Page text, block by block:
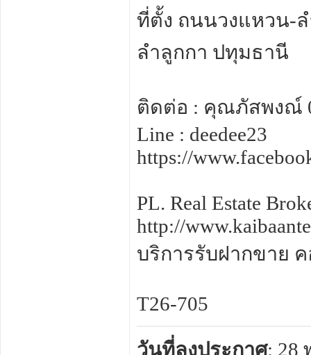
ที่ตั้ง ถนนวงแหวน-ล
ลำลูกกา ปทุมธานี
ติดต่อ : คุณภัสพงณ์
Line : deedee23
https://
PL. Real Estate
http://
บริการรับฝากขาย
T26-705
วันที่ลงประกาศ: 28